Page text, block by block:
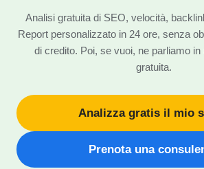
Analisi gratuita di SEO, velocità,
Report personalizzato in 24 ore, senza
di credito. Poi, se vuoi, ne parliamo
gratuita.
Analizza gratis il mio
Prenota una